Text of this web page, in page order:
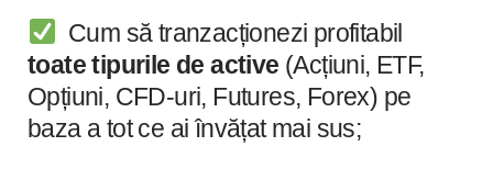
Cum să tranzacționezi profitabil
toate tipurile de active (Acțiuni, ETF,
Opțiuni, CFD-uri, Futures, Forex) pe
baza a tot ce ai învățat mai sus;